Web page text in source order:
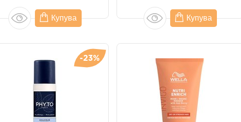
Купува Купува
-23%